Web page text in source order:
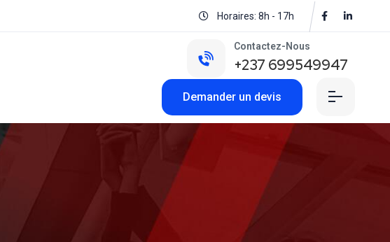
Horaires: 8h - 17h
Contactez-Nous
+237 699549947
Demander un devis